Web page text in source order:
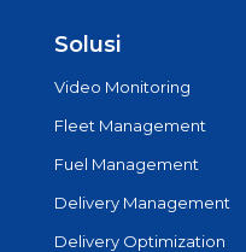
Solusi
Video Monitoring
Fleet Management
Fuel Management
Delivery Management
Delivery Optimization